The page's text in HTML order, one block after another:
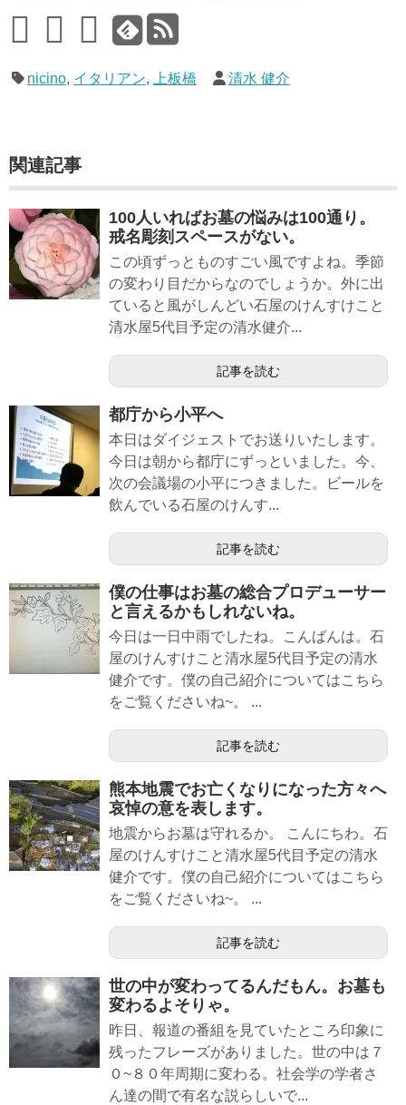
nicino, イタリアン, 上板橋 清水 健介
関連記事
100人いればお墓の悩みは100通り。
戒名彫刻スペースがない。
この頃ずっとものすごい風ですよね。季節
の変わり目だからなのでしょうか。外に出
ていると風がしんどい石屋のけんすけこと
清水屋5代目予定の清水健介...
記事を読む
都庁から小平へ
本日はダイジェストでお送りいたします。
今日は朝から都庁にずっといました。今、
次の会議場の小平につきました。ビールを
飲んでいる石屋のけんす...
記事を読む
僕の仕事はお墓の総合プロデューサー
と言えるかもしれないね。
今日は一日中雨でしたね。こんばんは。石
屋のけんすけこと清水屋5代目予定の清水
健介です。僕の自己紹介についてはこちら
をご覧くださいね~。 ...
記事を読む
熊本地震でお亡くなりになった方々へ
哀悼の意を表します。
地震からお墓は守れるか。 こんにちわ。石
屋のけんすけこと清水屋5代目予定の清水
健介です。僕の自己紹介についてはこちら
をご覧くださいね~。 ...
記事を読む
世の中が変わってるんだもん。お墓も
変わるよそりゃ。
昨日、報道の番組を見ていたところ印象に
残ったフレーズがありました。世の中は７
０~８０年周期に変わる。社会学の学者さ
ん達の間で有名な説らしいで...